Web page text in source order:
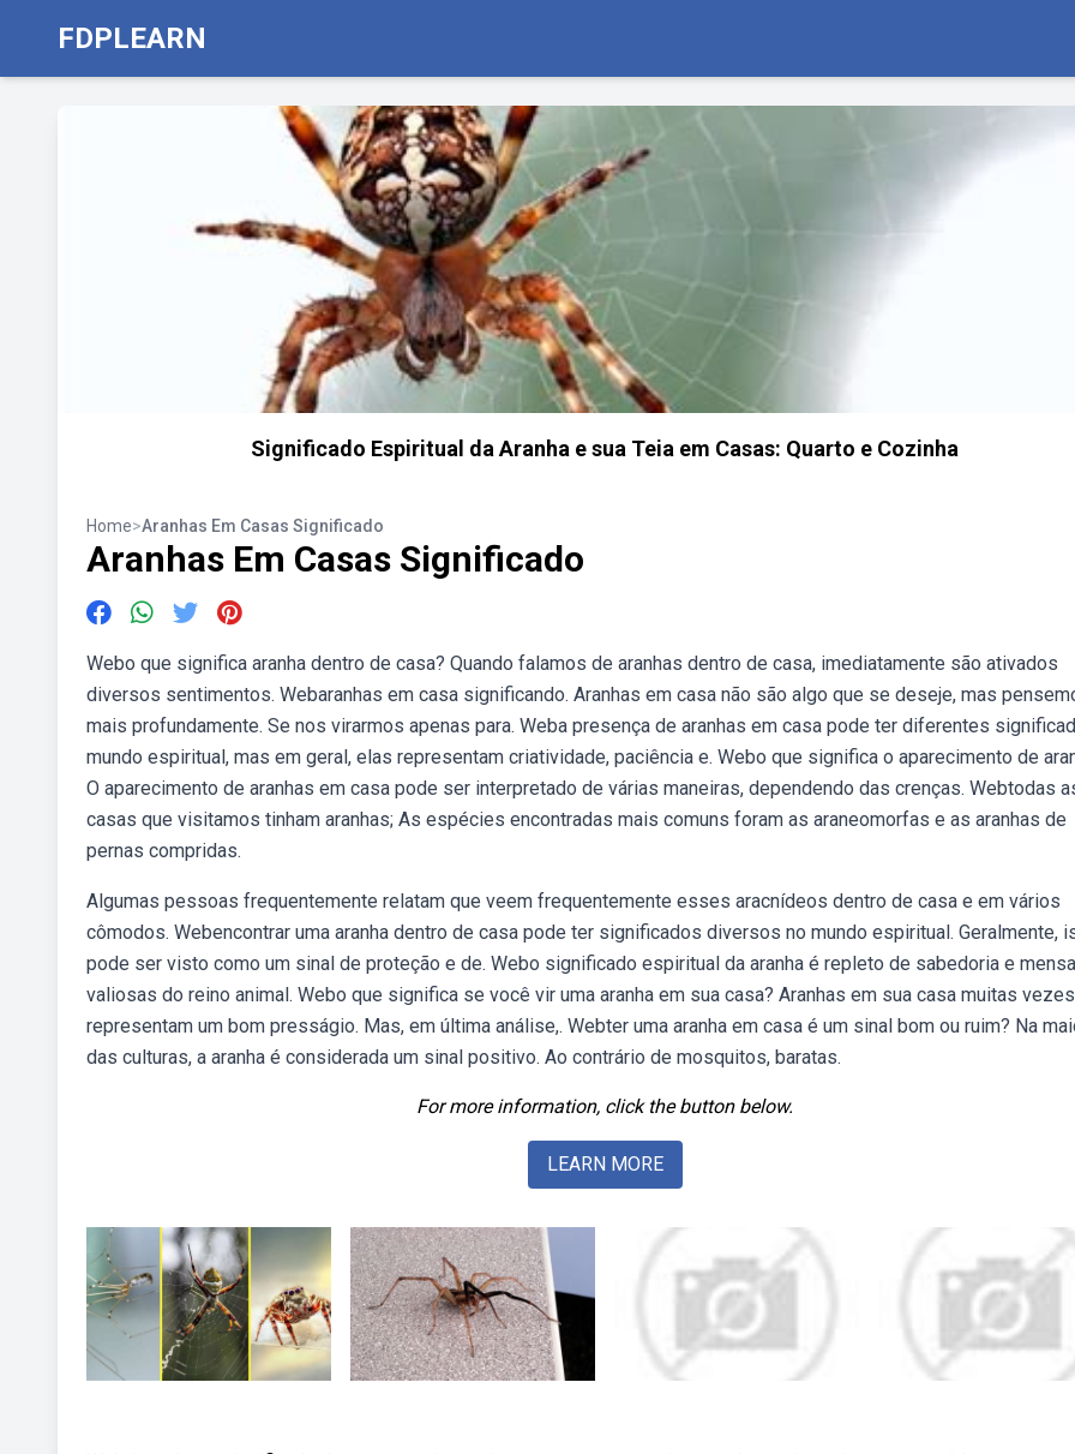
FDPLEARN
Significado Espiritual da Aranha e sua Teia em Casas: Quarto e Cozinha
Home>Aranhas Em Casas Significado
Aranhas Em Casas Significado
Webo que significa aranha dentro de casa? Quando falamos de aranhas dentro de casa, imediatamente são ativados
diversos sentimentos. Webaranhas em casa significando. Aranhas em casa não são algo que se deseje, mas
mais profundamente. Se nos virarmos apenas para. Weba presença de aranhas em casa pode ter diferentes
mundo espiritual, mas em geral, elas representam criatividade, paciência e. Webo que significa o aparecimento de
O aparecimento de aranhas em casa pode ser interpretado de várias maneiras, dependendo das crenças. Webtodas
casas que visitamos tinham aranhas; As espécies encontradas mais comuns foram as araneomorfas e as aranhas de
pernas compridas.
Algumas pessoas frequentemente relatam que veem frequentemente esses aracnídeos dentro de casa e em vários
cômodos. Webencontrar uma aranha dentro de casa pode ter significados diversos no mundo espiritual. Geralmente,
pode ser visto como um sinal de proteção e de. Webo significado espiritual da aranha é repleto de sabedoria e
valiosas do reino animal. Webo que significa se você vir uma aranha em sua casa? Aranhas em sua casa muitas vezes
representam um bom presságio. Mas, em última análise,. Webter uma aranha em casa é um sinal bom ou ruim? Na
das culturas, a aranha é considerada um sinal positivo. Ao contrário de mosquitos, baratas.
For more information, click the button below.
LEARN MORE